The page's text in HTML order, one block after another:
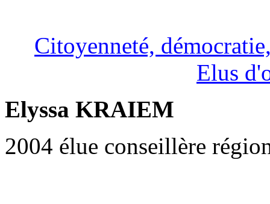
Citoyenneté,
Elus
Elyssa KRAIEM
2004 élue conseillère